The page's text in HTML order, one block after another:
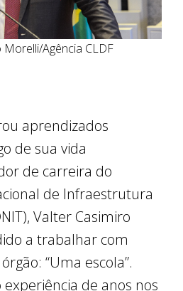
Morelli/Agência CLDF
aprendizados
de sua vida
de carreira do
de Infraestrutura
Valter Casimiro
a trabalhar com
“Uma escola”.
de anos nos